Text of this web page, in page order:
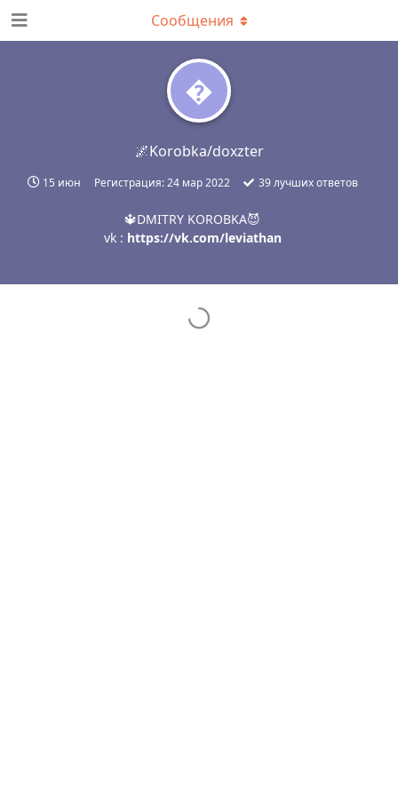

🌌Korobka/doxzter
15 июн Регистрация:24 мар 2022 39лучших ответов
🔱DMITRY KOROBKA😈
vk : https://vk.com/leviathan
Сообщения